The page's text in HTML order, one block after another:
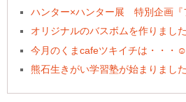
ハンター×ハンター展 特別企画『
オリジナルのバスボムを作りました
今月のくまcafeツキイチは・・・☺
熊石生きがい学習塾が始まりました